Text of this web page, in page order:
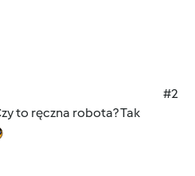
#2
to ręczna robota? Tak